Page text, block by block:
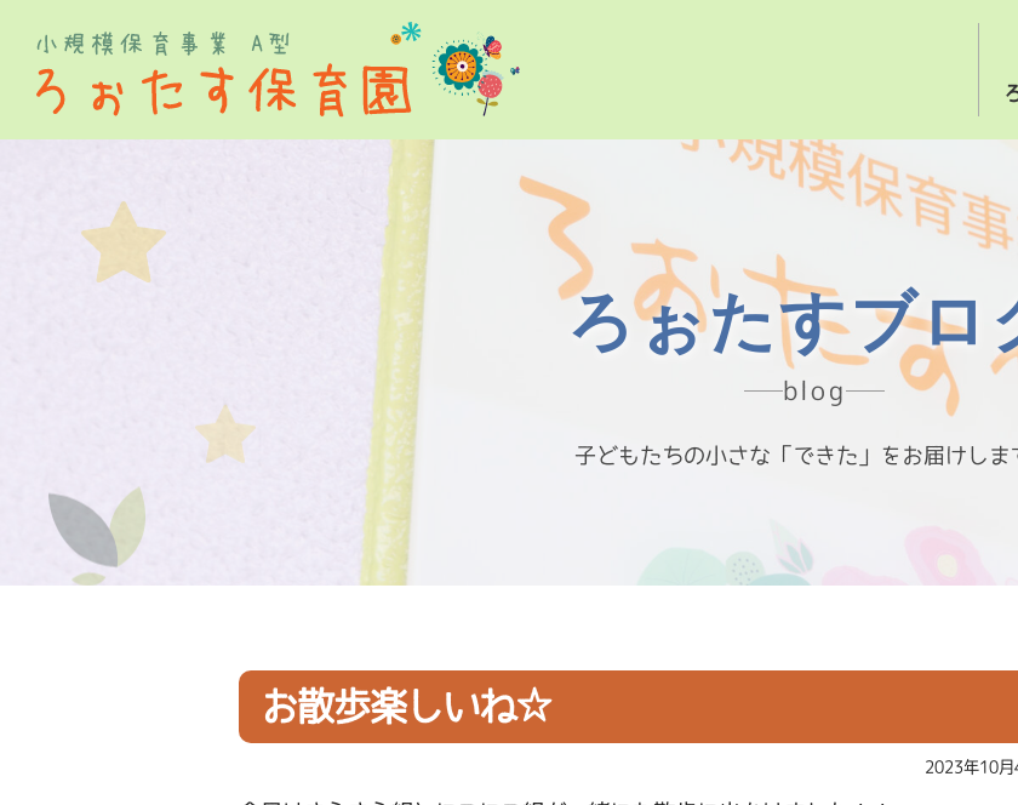
ろぉたすブロ
blog
子どもたちの小さな「できた」をお届けしま
お散歩楽しいね☆
2023年10月